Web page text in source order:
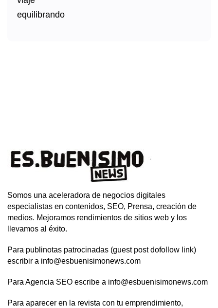
Somos una aceleradora de negocios digitales
especialistas en contenidos, SEO, Prensa, creación de
medios. Mejoramos rendimientos de sitios web y los
llevamos al éxito.
Para publinotas patrocinadas (guest post dofollow link)
escribir a info@esbuenisimonews.com
Para Agencia SEO escribe a info@esbuenisimonews.com
Para aparecer en la revista con tu emprendimiento,